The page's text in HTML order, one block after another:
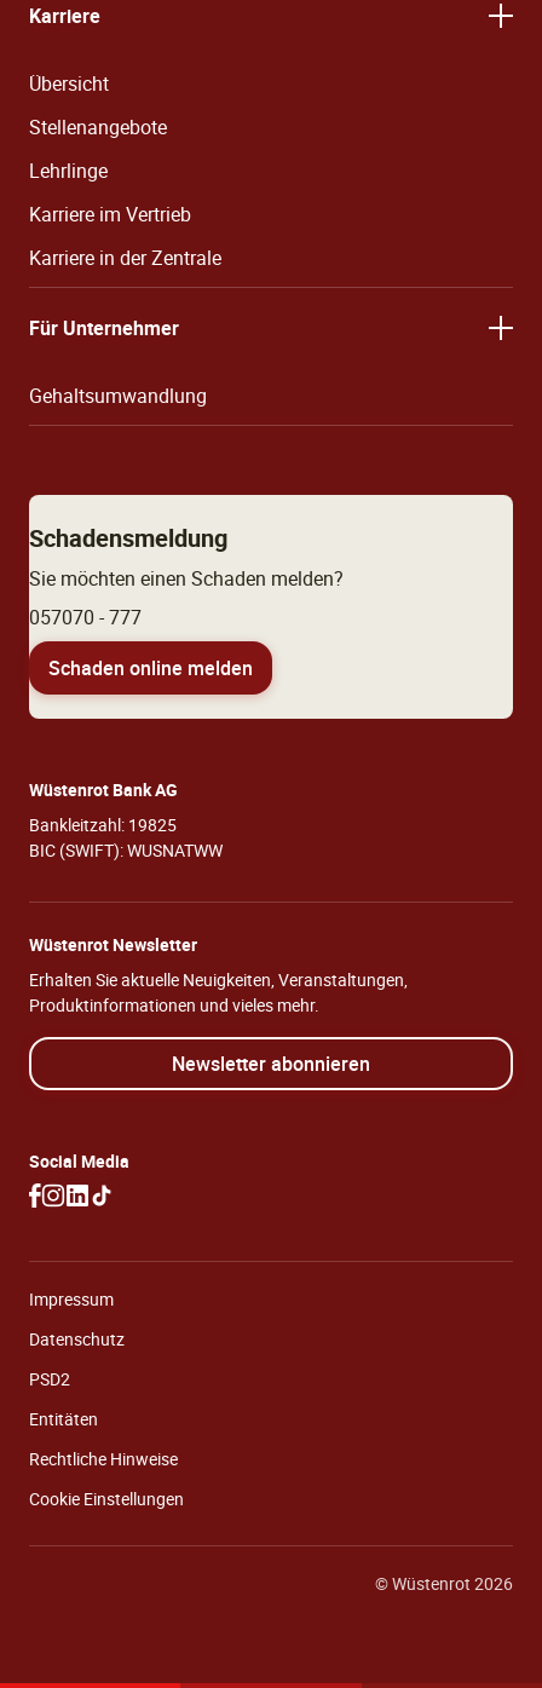
Karriere
Übersicht
Stellenangebote
Lehrlinge
Karriere im Vertrieb
Karriere in der Zentrale
Für Unternehmer
Gehaltsumwandlung
Schadensmeldung
Sie möchten einen Schaden melden?
057070 - 777
Schaden online melden
Wüstenrot Bank AG
Bankleitzahl: 19825
BIC (SWIFT): WUSNATWW
Wüstenrot Newsletter
Erhalten Sie aktuelle Neuigkeiten, Veranstaltungen,
Produktinformationen und vieles mehr.
Newsletter abonnieren
Social Media
Impressum
Datenschutz
PSD2
Entitäten
Rechtliche Hinweise
Cookie Einstellungen
© Wüstenrot 2026